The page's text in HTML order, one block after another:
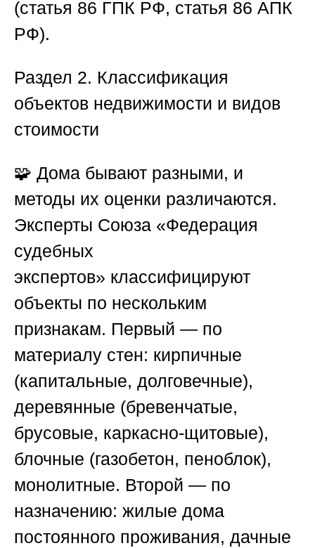
(статья 86 ГПК РФ, статья 86 АПК
РФ).
Раздел 2. Классификация
объектов недвижимости и видов
стоимости
🧩 Дома бывают разными, и
методы их оценки различаются.
Эксперты Союза «Федерация
судебных
экспертов» классифицируют
объекты по нескольким
признакам. Первый — по
материалу стен: кирпичные
(капитальные, долговечные),
деревянные (бревенчатые,
брусовые, каркасно-щитовые),
блочные (газобетон, пеноблок),
монолитные. Второй — по
назначению: жилые дома
постоянного проживания, дачные